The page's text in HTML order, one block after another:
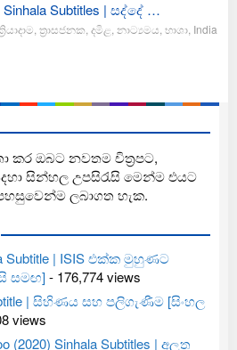
Sinhala Subtitles | සද්දේ …
ත්‍රාසජනක දමිළ නාට්‍යමය භාශා India
කර ඔබට නවතම චිත්‍රපට,
සින්හල උපසිරැසි මෙන්ම එයට
ලබාගත හැක.
Subtitle | ISIS එක්ක මුහුණට
සමඟ]- 176,774 views
| සිහිණය සහ පලිගැණීම [සිංහල
views
(2020) Sinhala Subtitles | අලුත